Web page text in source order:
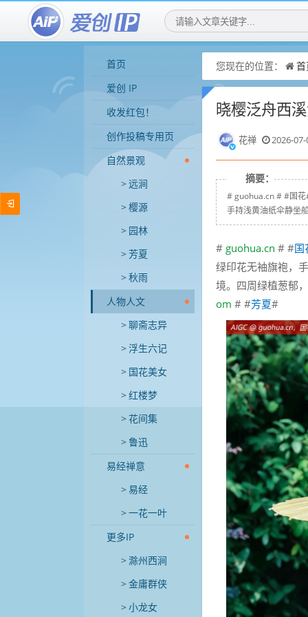
首页
爱创 IP
收发红包！
创作投稿专用页
自然景观
远涧
樱源
园林
芳夏
秋雨
人物人文
聊斋志异
浮生六记
国花美女
红楼梦
花间集
鲁迅
易经禅意
易经
一花一叶
更多IP
滁州西涧
金庸群侠
小龙女
您现在的位置：
晓樱泛舟西
花禅 2026-
摘要：
# guohua.cn # #国花
手持浅黄油纸伞静坐
# guohua.cn # #国
绿印花无袖旗袍，
境。四周绿植葱郁
om # #芳夏#